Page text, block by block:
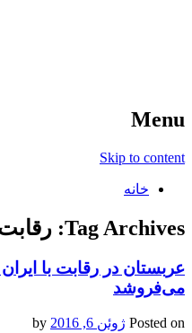
Menu
Skip to content
خانه
Tag Archives:
عربستان در رقابت با
می‌فروشد
Posted on ژوئن 6, 2016